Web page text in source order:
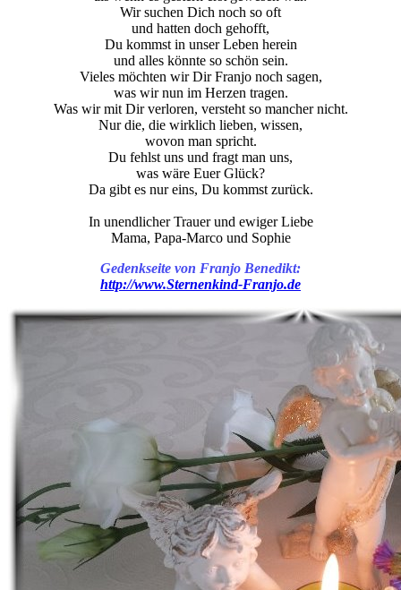
Wir suchen Dich noch so oft
und hatten doch gehofft,
Du kommst in unser Leben herein
und alles könnte so schön sein.
Vieles möchten wir Dir Franjo noch sagen,
was wir nun im Herzen tragen.
Was wir mit Dir verloren, versteht so mancher nicht.
Nur die, die wirklich lieben, wissen,
wovon man spricht.
Du fehlst uns und fragt man uns,
was wäre Euer Glück?
Da gibt es nur eins, Du kommst zurück.
In unendlicher Trauer und ewiger Liebe
Mama, Papa-Marco und Sophie
Gedenkseite von Franjo Benedikt:
http://www.Sternenkind-Franjo.de